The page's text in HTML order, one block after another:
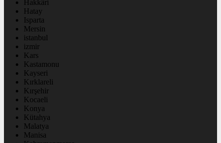
Hakkâri
Hatay
Isparta
Mersin
istanbul
izmir
Kars
Kastamonu
Kayseri
Kırklareli
Kırşehir
Kocaeli
Konya
Kütahya
Malatya
Manisa